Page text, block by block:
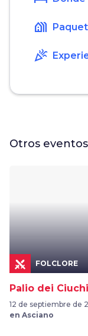
holiday_village
celebration
Otros
FOLCLORE
Palio dei Ciuchi
12 de septiembre de
en Asciano